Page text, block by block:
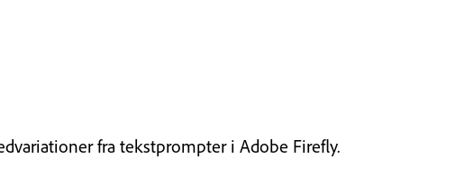
fra tekstprompter i Adobe Firefly.